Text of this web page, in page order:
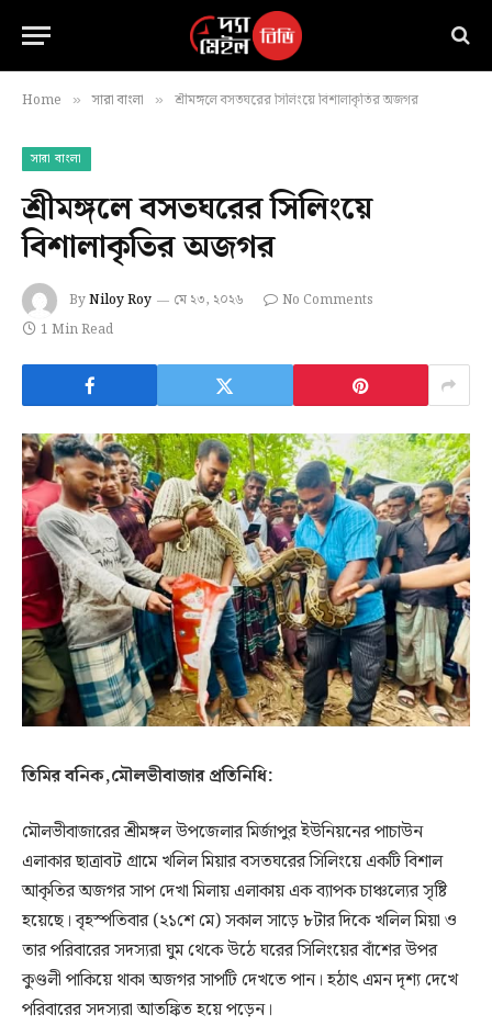
Home » সারা বাংলা » শ্রীমঙ্গলে বসতঘরের সিলিংয়ে বিশালাকৃতির অজগর
সারা বাংলা
শ্রীমঙ্গলে বসতঘরের সিলিংয়ে
বিশালাকৃতির অজগর
ByNiloy Roy মে ২৩, ২০২৬
No Comments
1 Min Read
তিমির বনিক,মৌলভীবাজার প্রতিনিধি:
মৌলভীবাজারের শ্রীমঙ্গল উপজেলার মির্জাপুর ইউনিয়নের পাচাউন
এলাকার ছাত্রাবট গ্রামে খলিল মিয়ার বসতঘরের সিলিংয়ে একটি বিশাল
আকৃতির অজগর সাপ দেখা মিলায় এলাকায় এক ব্যাপক চাঞ্চল্যের সৃষ্টি
হয়েছে। বৃহস্পতিবার (২১শে মে) সকাল সাড়ে ৮টার দিকে খলিল মিয়া ও
তার পরিবারের সদস্যরা ঘুম থেকে উঠে ঘরের সিলিংয়ের বাঁশের উপর
কুণ্ডলী পাকিয়ে থাকা অজগর সাপটি দেখতে পান। হঠাৎ এমন দৃশ্য দেখে
পরিবারের সদস্যরা আতঙ্কিত হয়ে পড়েন।